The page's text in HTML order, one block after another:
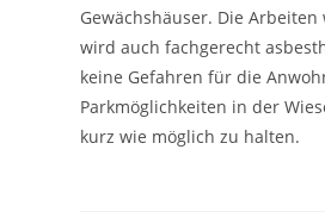
Gewächshäuser. Die
wird auch fachgerecht
keine Gefahren für die
Parkmöglichkeiten in der
kurz wie möglich zu halten.